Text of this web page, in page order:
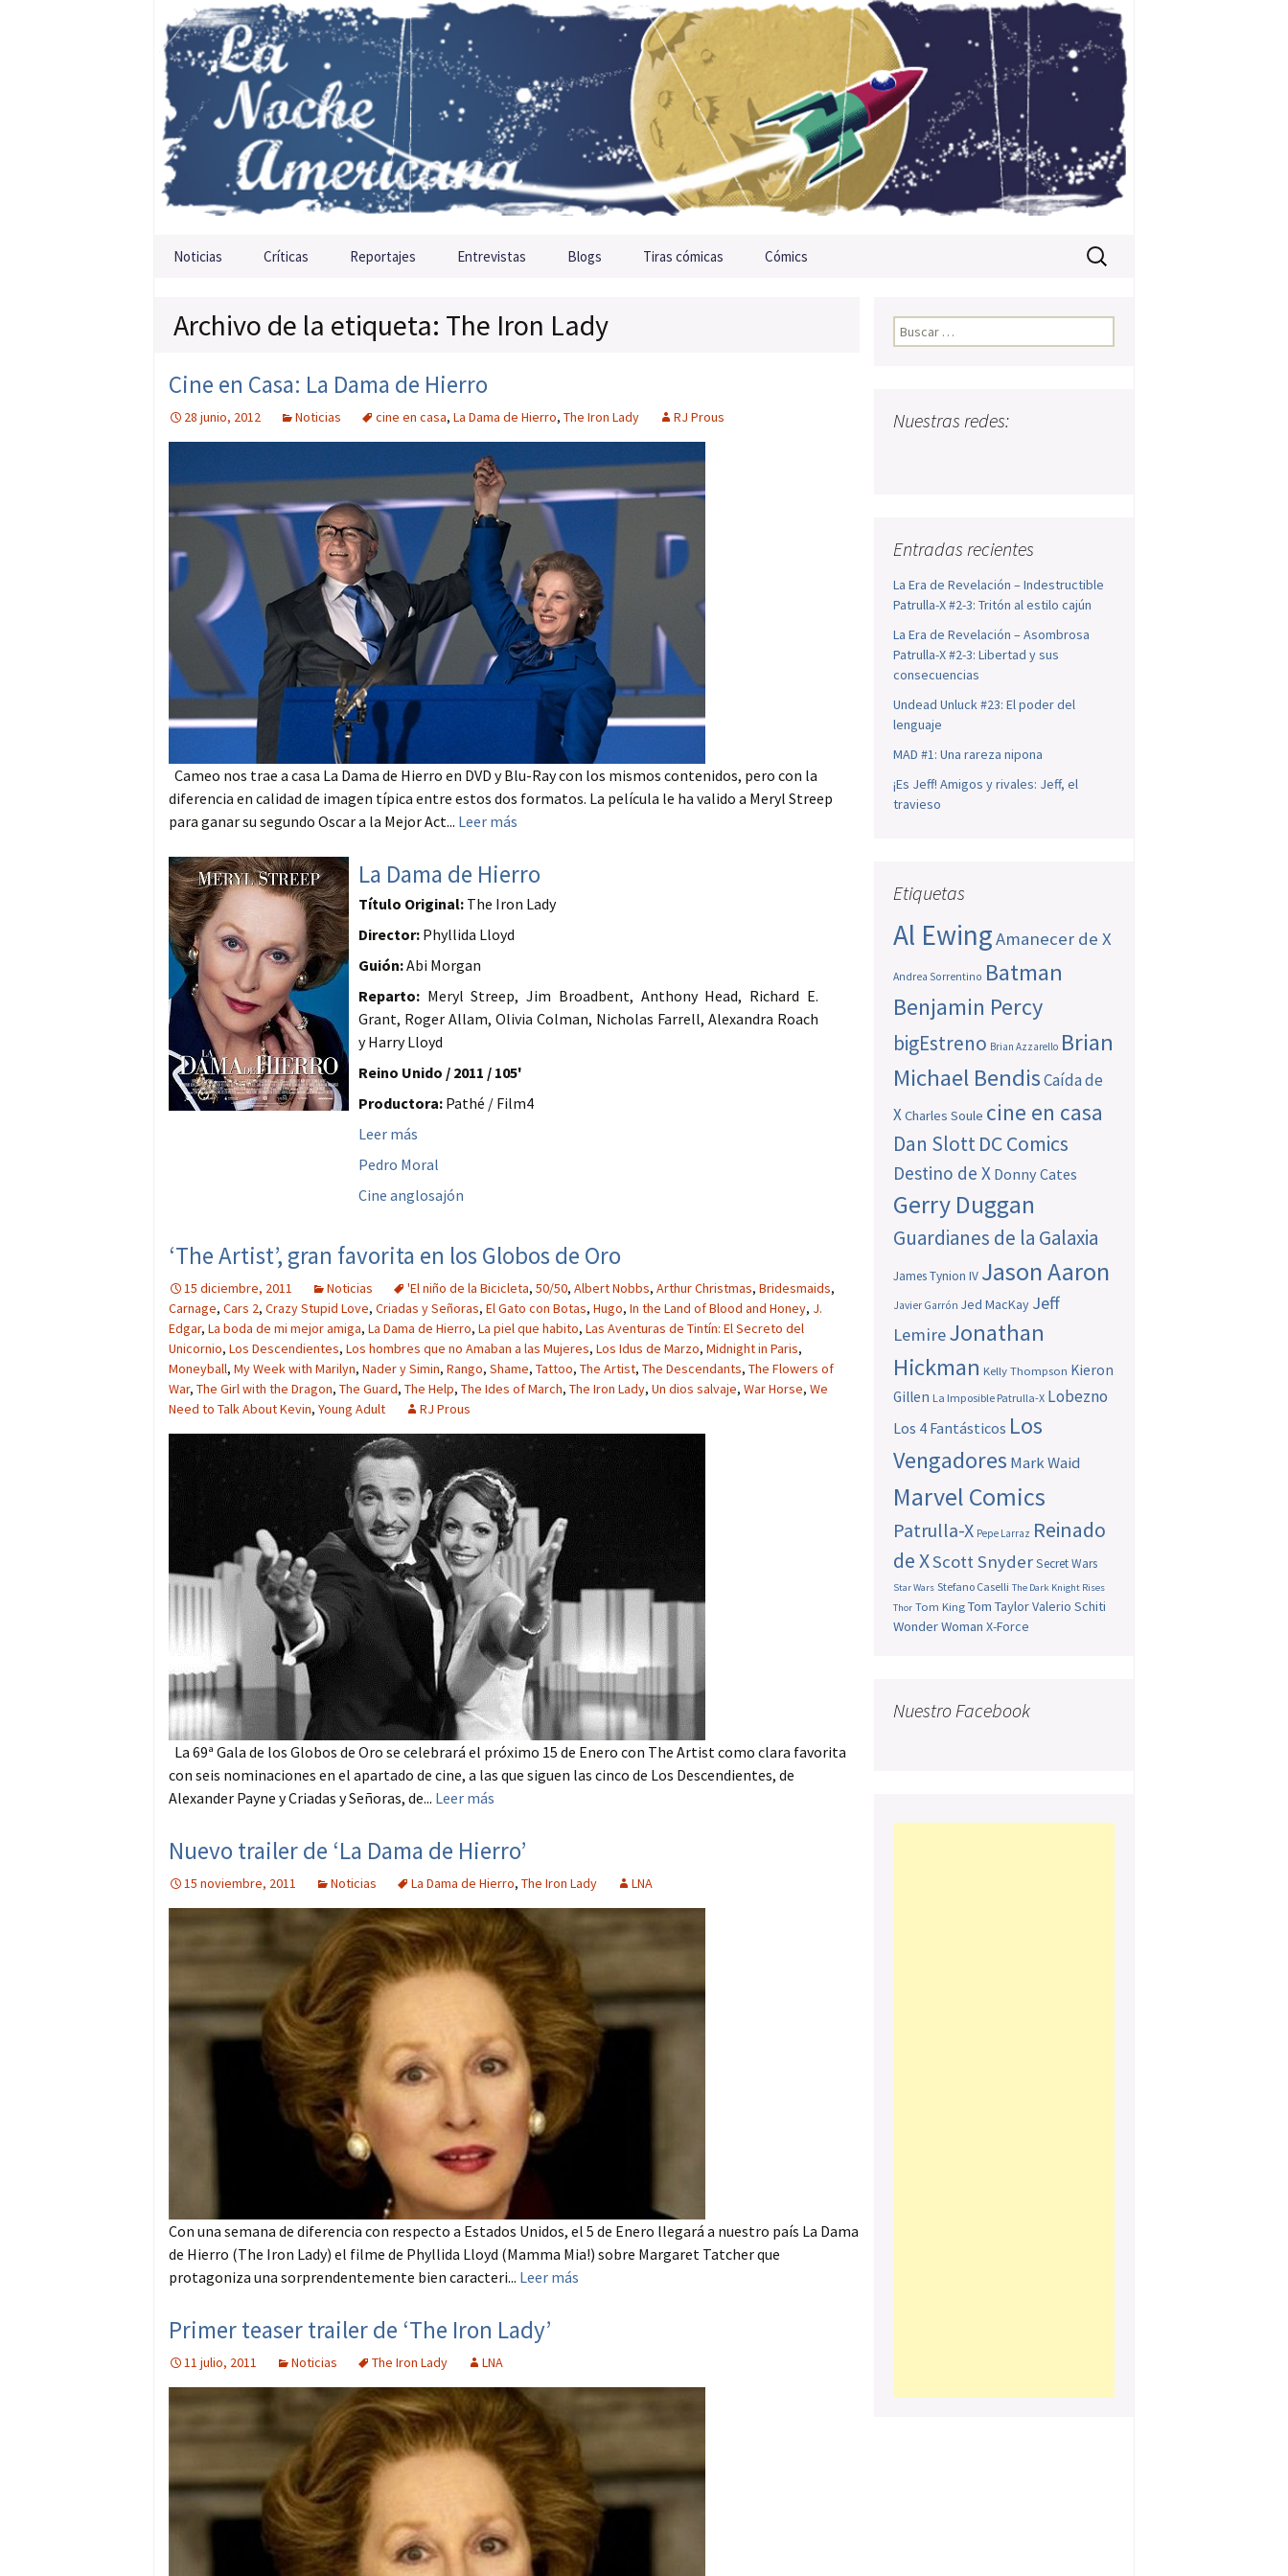
Saltar al contenido
Noticias Críticas Reportajes Entrevistas Blogs Tiras cómicas Cómics Buscar:
Archivo de la etiqueta: The Iron Lady
Cine en Casa: La Dama de Hierro
28 junio, 2012 Noticias cine en casa, La Dama de Hierro, The Iron Lady RJ Prous
Cameo nos trae a casa La Dama de Hierro en DVD y Blu-Ray con los mismos contenidos, pero con la
diferencia en calidad de imagen típica entre estos dos formatos. La película le ha valido a Meryl Streep
para ganar su segundo Oscar a la Mejor Act... Leer más
La Dama de Hierro
Título Original: The Iron Lady
Director: Phyllida Lloyd
Guión:Abi Morgan
Reparto: Meryl Streep, Jim Broadbent, Anthony Head, Richard E.
Grant, Roger Allam, Olivia Colman, Nicholas Farrell, Alexandra Roach
y Harry Lloyd
Reino Unido / 2011 / 105'
Productora: Pathé / Film4
Leer más
Pedro Moral
Cine anglosajón
‘The Artist’, gran favorita en los Globos de Oro
15 diciembre, 2011 Noticias 'El niño de la Bicicleta, 50/50, Albert Nobbs, Arthur Christmas, Bridesmaids,
Carnage, Cars 2, Crazy Stupid Love, Criadas y Señoras, El Gato con Botas, Hugo, In the Land of Blood and Honey, J.
Edgar, La boda de mi mejor amiga, La Dama de Hierro, La piel que habito, Las Aventuras de Tintín: El Secreto del
Unicornio, Los Descendientes, Los hombres que no Amaban a las Mujeres, Los Idus de Marzo, Midnight in Paris,
Moneyball, My Week with Marilyn, Nader y Simin, Rango, Shame, Tattoo, The Artist, The Descendants, The Flowers of
War, The Girl with the Dragon, The Guard, The Help, The Ides of March, The Iron Lady, Un dios salvaje, War Horse, We
Need to Talk About Kevin, Young Adult RJ Prous
La 69ª Gala de los Globos de Oro se celebrará el próximo 15 de Enero con The Artist como clara favorita
con seis nominaciones en el apartado de cine, a las que siguen las cinco de Los Descendientes, de
Alexander Payne y Criadas y Señoras, de... Leer más
Nuevo trailer de ‘La Dama de Hierro’
15 noviembre, 2011 Noticias La Dama de Hierro, The Iron Lady LNA
Con una semana de diferencia con respecto a Estados Unidos, el 5 de Enero llegará a nuestro país La Dama
de Hierro (The Iron Lady) el filme de Phyllida Lloyd (Mamma Mia!) sobre Margaret Tatcher que
protagoniza una sorprendentemente bien caracteri... Leer más
Primer teaser trailer de ‘The Iron Lady’
11 julio, 2011 Noticias The Iron Lady LNA
Buscar:
Nuestras redes:
Entradas recientes
La Era de Revelación – Indestructible
Patrulla-X #2-3: Tritón al estilo cajún
La Era de Revelación – Asombrosa
Patrulla-X #2-3: Libertad y sus
consecuencias
Undead Unluck #23: El poder del
lenguaje
MAD #1: Una rareza nipona
¡Es Jeff! Amigos y rivales: Jeff, el
travieso
Etiquetas
Al EwingAmanecer de X
Andrea Sorrentino Batman
Benjamin Percy
bigEstreno Brian Azzarello Brian
Michael BendisCaída de
XCharles Soule cine en casa
Dan SlottDC Comics
Destino de X Donny Cates
Gerry Duggan
Guardianes de la Galaxia
James Tynion IV Jason Aaron
Javier Garrón Jed MacKay Jeff
LemireJonathan
Hickman Kelly Thompson Kieron
Gillen La Imposible Patrulla-X Lobezno
Los 4 Fantásticos Los
Vengadores Mark Waid
Marvel Comics
Patrulla-X Pepe Larraz Reinado
de XScott SnyderSecret Wars
Star Wars Stefano Caselli The Dark Knight Rises
Thor Tom King Tom TaylorValerio Schiti
Wonder Woman X-Force
Nuestro Facebook